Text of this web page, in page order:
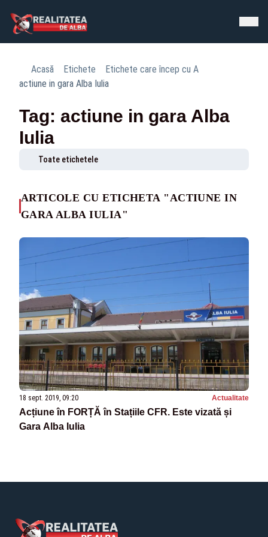
Acasă Etichete
Etichete care încep cu A
actiune in gara Alba Iulia
Tag: actiune in gara Alba
Iulia
Toate etichetele
ARTICOLE CU ETICHETA "ACTIUNE IN
GARA ALBA IULIA"
18 sept. 2019, 09:20 Actualitate
Acțiune în FORȚĂ în Stațiile CFR. Este vizată și
Gara Alba Iulia